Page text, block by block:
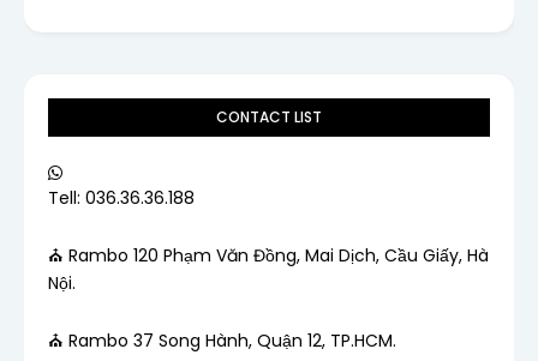
CONTACT LIST
Tell: 036.36.36.188
⛪ Rambo 120 Phạm Văn Đồng, Mai Dịch, Cầu Giấy, Hà
Nội.
⛪ Rambo 37 Song Hành, Quận 12, TP.HCM.